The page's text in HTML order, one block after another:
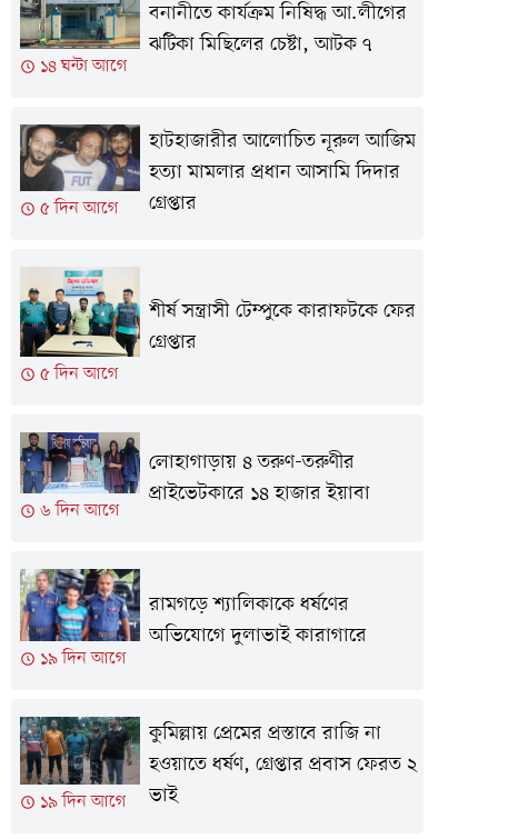
১৪ ঘন্টা আগে
বনানীতে কার্যক্রম নিষিদ্ধ আ.লীগের
ঝটিকা মিছিলের চেষ্টা, আটক ৭
৫ দিন আগে
হাটহাজারীর আলোচিত নূরুল আজিম
হত্যা মামলার প্রধান আসামি দিদার
গ্রেপ্তার
৫ দিন আগে
শীর্ষ সন্ত্রাসী টেম্পুকে কারাফটকে ফের
গ্রেপ্তার
৬ দিন আগে
লোহাগাড়ায় ৪ তরুণ-তরুণীর
প্রাইভেটকারে ১৪ হাজার ইয়াবা
১৯ দিন আগে
রামগড়ে শ্যালিকাকে ধর্ষণের
অভিযোগে দুলাভাই কারাগারে
১৯ দিন আগে
কুমিল্লায় প্রেমের প্রস্তাবে রাজি না
হওয়াতে ধর্ষণ, গ্রেপ্তার প্রবাস ফেরত ২
ভাই